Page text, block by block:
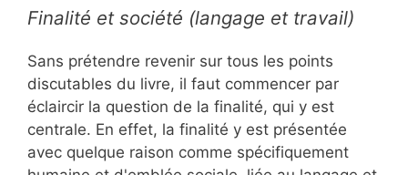
Finalité et société (langage et travail)
Sans prétendre revenir sur tous les points
discutables du livre, il faut commencer par
éclaircir la question de la finalité, qui y est
centrale. En effet, la finalité y est présentée
avec quelque raison comme spécifiquement